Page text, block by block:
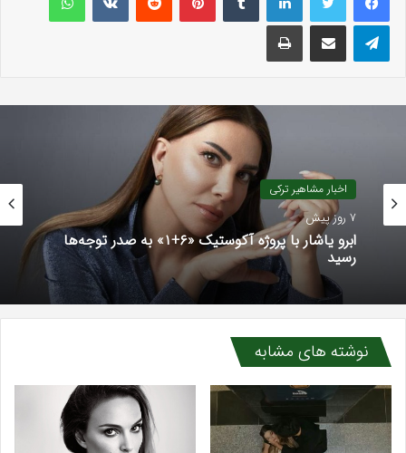
تلگرام اشتراک گذاری با ایمیل چاپ
اخبار مشاهیر ترکی
7 روز پیش
ابرو یاشار با پروژه آکوستیک «۶+۱» به صدر توجه‌ها
رسید
اخبار رسانه ترکی
4 هفته پیش
جدایی هیودا زیزان آلپ از پروژه «عشقم کارادنیز»
نوشته های مشابه